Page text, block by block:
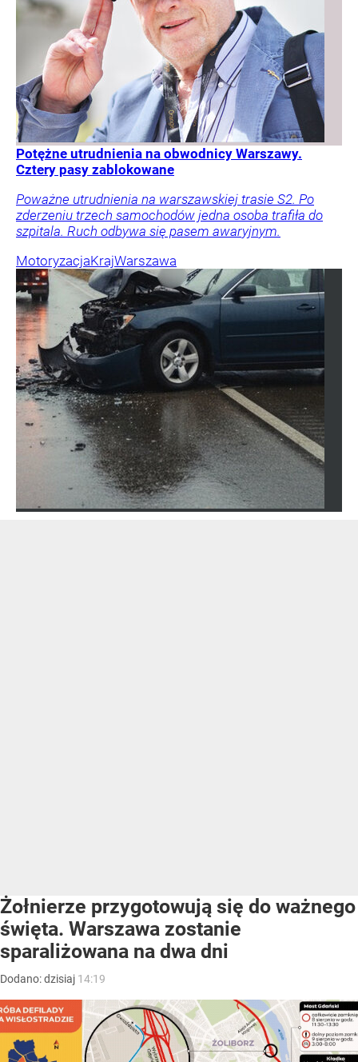
Potężne utrudnienia na obwodnicy Warszawy.
Cztery pasy zablokowane
Poważne utrudnienia na warszawskiej trasie S2. Po
zderzeniu trzech samochodów jedna osoba trafiła do
szpitala. Ruch odbywa się pasem awaryjnym.
MotoryzacjaKrajWarszawa
Żołnierze przygotowują się do ważnego
święta. Warszawa zostanie
sparaliżowana na dwa dni
Dodano:dzisiaj 14:19